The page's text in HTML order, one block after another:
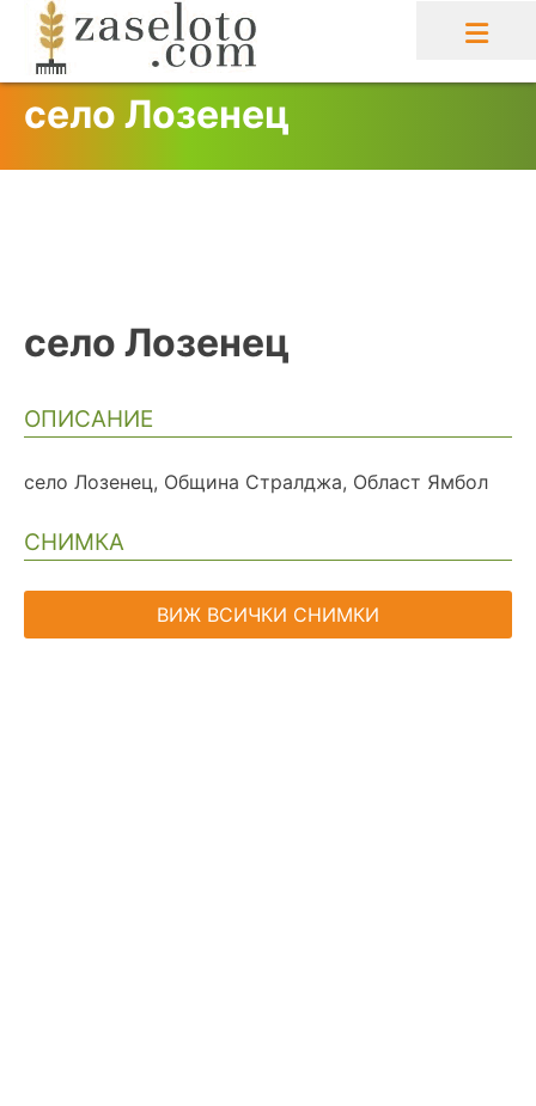
content
село Лозенец
село Лозенец
ОПИСАНИЕ
село Лозенец, Община Стралджа, Област Ямбол
СНИМКА
ВИЖ ВСИЧКИ СНИМКИ
Навигация